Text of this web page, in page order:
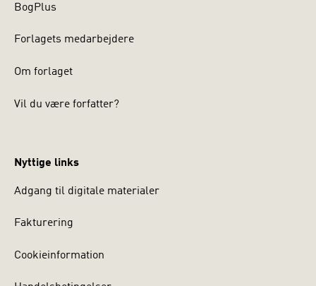
BogPlus
Forlagets medarbejdere
Om forlaget
Vil du være forfatter?
Nyttige links
Adgang til digitale materialer
Fakturering
Cookieinformation